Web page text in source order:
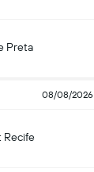
Preta
08/08/2026
Recife